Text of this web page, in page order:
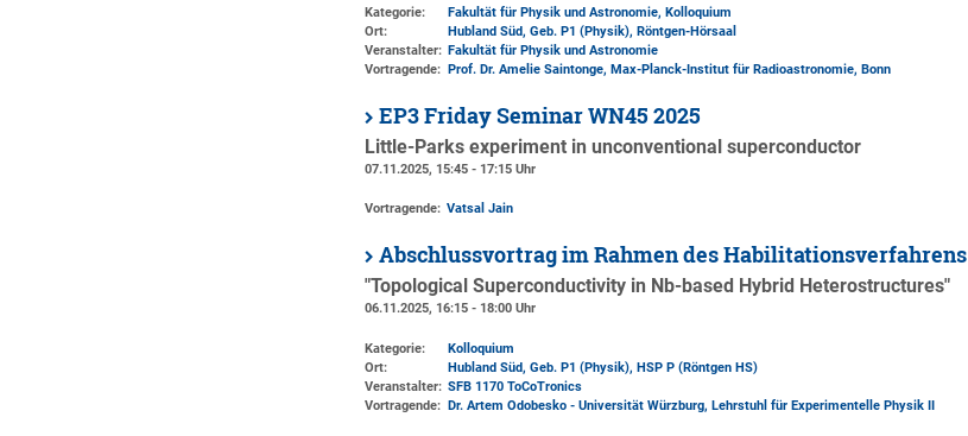
Kategorie:
Fakultät für Physik und Astronomie, Kolloquium
Ort:
Hubland Süd, Geb. P1 (Physik), Röntgen-Hörsaal
Veranstalter: Fakultät für Physik und Astronomie
Vortragende: Prof. Dr. Amelie Saintonge, Max-Planck-Institut für Radioastronomie, Bonn
EP3 Friday Seminar WN45 2025
Little-Parks experiment in unconventional superconductor
07.11.2025, 15:45 - 17:15 Uhr
Vortragende: Vatsal Jain
Abschlussvortrag im Rahmen des Habilitationsverfahrens
"Topological Superconductivity in Nb-based Hybrid Heterostructures"
06.11.2025, 16:15 - 18:00 Uhr
Kategorie:
Kolloquium
Ort:
Hubland Süd, Geb. P1 (Physik), HSP P (Röntgen HS)
Veranstalter: SFB 1170 ToCoTronics
Vortragende: Dr. Artem Odobesko - Universität Würzburg, Lehrstuhl für Experimentelle Physik II